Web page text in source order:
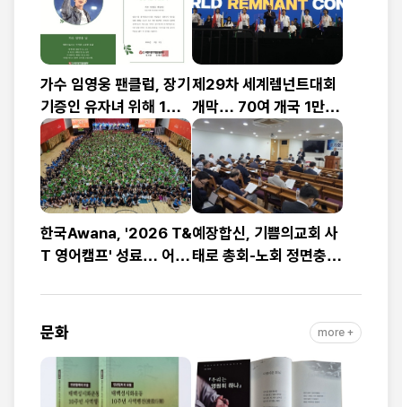
가수 임영웅 팬클럽, 장기
기증인 유자녀 위해 1천
만 원 기부
제29차 세계렘넌트대회
개막… 70여 개국 1만2
천여 명 참가
한국Awana, '2026 T&
T 영어캠프' 성료… 어린
로 하나
예장합신, 기쁨의교회 사
태로 총회-노회 정면충
‘빨간불’
문화 more +